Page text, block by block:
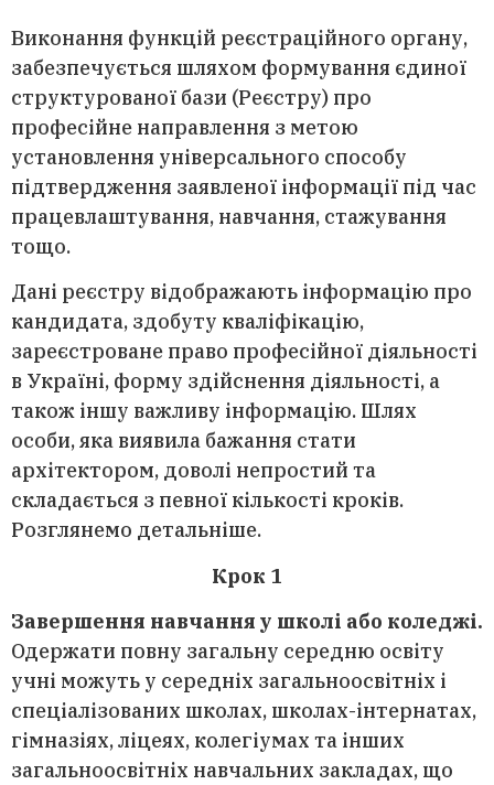
Виконання функцій реєстраційного органу,
забезпечується шляхом формування єдиної
структурованої бази (Реєстру) про
професійне направлення з метою
установлення універсального способу
підтвердження заявленої інформації під час
працевлаштування, навчання, стажування
тощо.
Дані реєстру відображають інформацію про
кандидата, здобуту кваліфікацію,
зареєстроване право професійної діяльності
в Україні, форму здійснення діяльності, а
також іншу важливу інформацію. Шлях
особи, яка виявила бажання стати
архітектором, доволі непростий та
складається з певної кількості кроків.
Розглянемо детальніше.
Крок 1
Завершення навчання у школі або коледжі.
Одержати повну загальну середню освіту
учні можуть у середніх загальноосвітніх і
спеціалізованих школах, школах-інтернатах,
гімназіях, ліцеях, колегіумах та інших
загальноосвітніх навчальних закладах, що